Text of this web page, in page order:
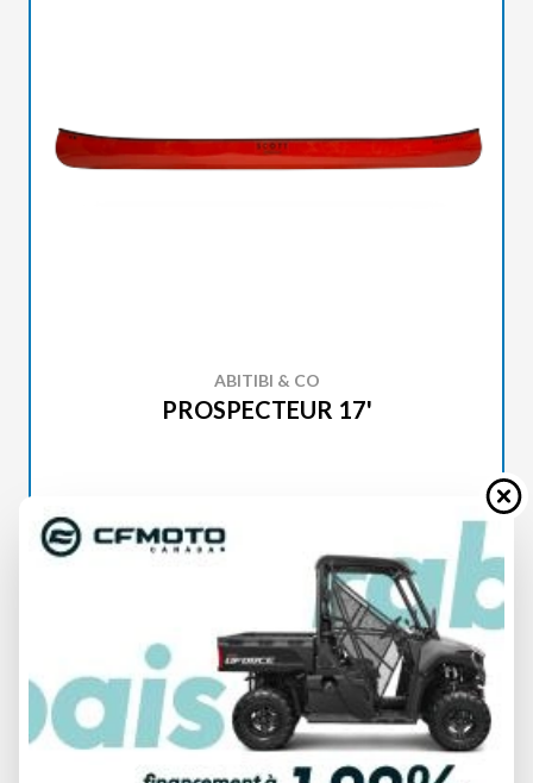
ABITIBI & CO
PROSPECTEUR 17'
SPÉCIFICATIONS